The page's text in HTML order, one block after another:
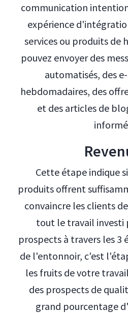
communication
expérience
services ou produits de
pouvez envoyer des
automatisés, des
hebdomadaires, des
et des articles de
Cette étape indique
produits offrent
convaincre les clients
tout le travail investi
prospects à travers les 3
de l'entonnoir, c'est
les fruits de votre
des prospects de
grand pourcentage